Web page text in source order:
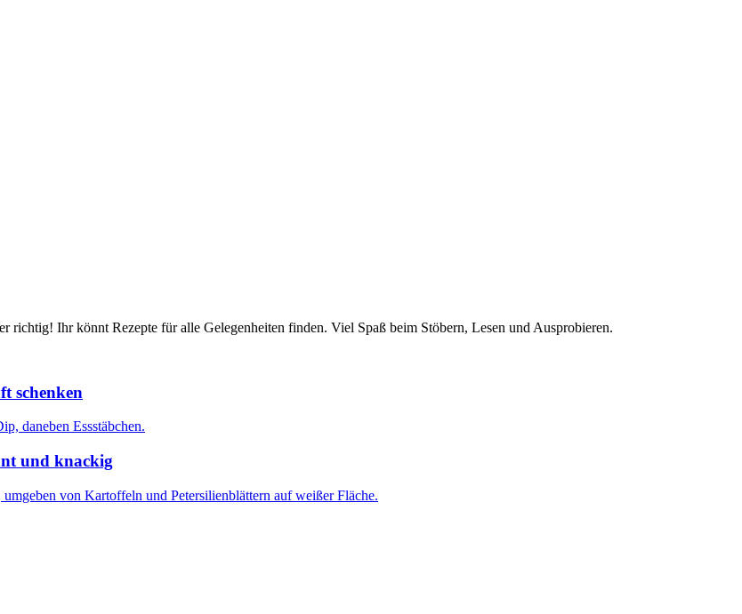
Ihr könnt Rezepte für alle Gelegenheiten finden. Viel Spaß beim Stöbern, Lesen und Ausprobieren.
schenken
und knackig